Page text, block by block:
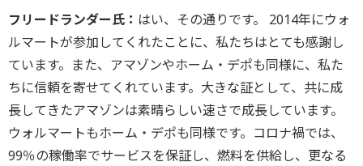
フリードランダー氏： はい、その通りです。 2014年にウォ
ルマートが参加してくれたことに、私たちはとても感謝し
ています。また、アマゾンやホーム・デポも同様に、私た
ちに信頼を寄せてくれています。大きな証として、共に成
長してきたアマゾンは素晴らしい速さで成長しています。
ウォルマートもホーム・デポも同様です。コロナ禍では、
99％の稼働率でサービスを保証し、燃料を供給し、更なる